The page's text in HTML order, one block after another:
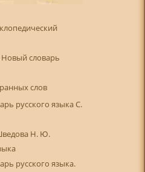
словарь
слов
русского языка С.
Н. Ю.
русского языка.